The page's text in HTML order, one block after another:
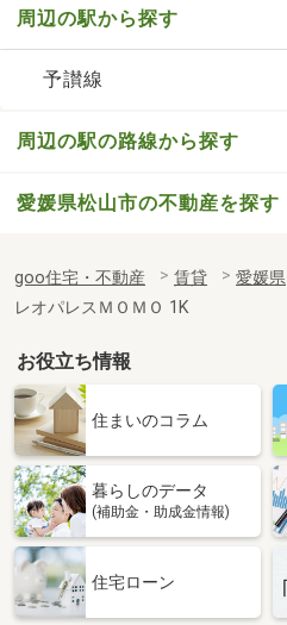
周辺の駅から探す
予讃線
周辺の駅の路線から探す
愛媛県松山市の不動産を探す
goo住宅・不動産 賃貸 愛媛県
レオパレスＭＯＭＯ 1K
お役立ち情報
住まいのコラム
暮らしのデータ
(補助金・助成金情報)
住宅ローン